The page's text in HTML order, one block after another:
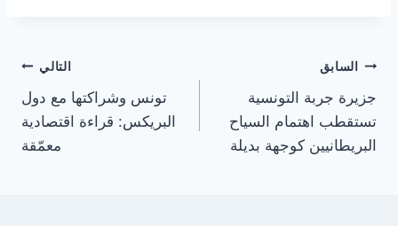
تصفّح
المقالات
السابق
جزيرة جربة التونسية
تستقطب اهتمام السياح
البريطانيين كوجهة بديلة
التالي
تونس وشراكتها مع دول
البريكس: قراءة اقتصادية
معمّقة